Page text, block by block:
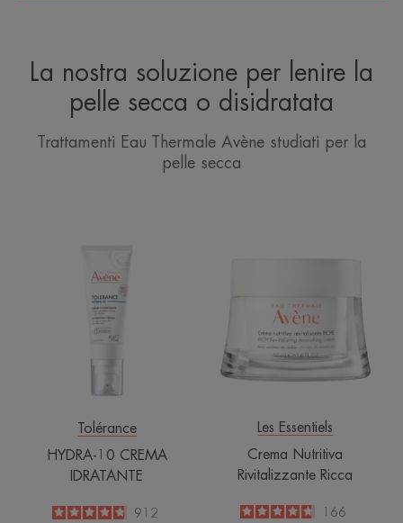
La nostra soluzione per lenire la
pelle secca o disidratata
Trattamenti Eau Thermale Avène studiati per la
pelle secca
CREMA
IDRATANTE
Tolérance
HYDRA-10 CREMA
IDRATANTE
4.8
/
5
912
Ricca
Les Essentiels
Crema Nutritiva
Rivitalizzante Ricca
4.7
/5166